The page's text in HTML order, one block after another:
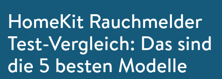
HomeKit Rauchmelder
Test-Vergleich: Das sind
die 5 besten Modelle